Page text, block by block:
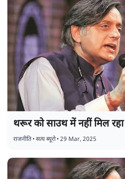
थरूर को साउथ में नहीं मिल रहा
राजनीति•सत्य ब्यूरो•29 Mar, 2025